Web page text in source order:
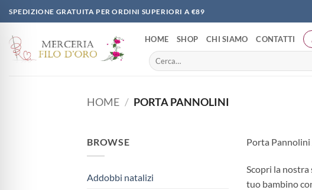
Salta
ai
contenuti
SPEDIZIONE GRATUITA PER ORDINI SUPERIORI A €89
HOME SHOP CHI SIAMO CONTATTI
Cerca:
HOME / PORTA PANNOLINI
BROWSE
Addobbi natalizi
Porta
Scopri la
tuo bambino